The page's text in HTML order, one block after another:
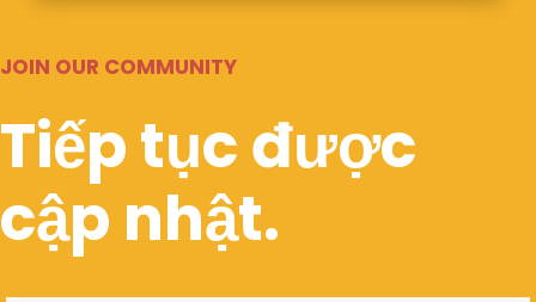
JOIN OUR COMMUNITY
Tiếp tục được
cập nhật.